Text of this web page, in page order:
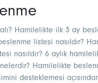
Hamilelikte ilk 3 ay
listesi nasıldır?
nasıldır? 6 aylık
Hamilelikte
desteklemesi